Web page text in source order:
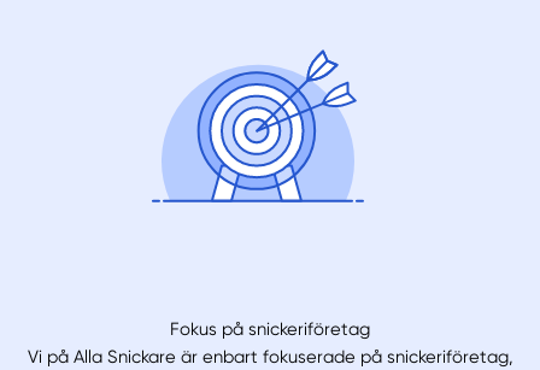
Fokus på snickeriföretag
Vi på Alla Snickare är enbart fokuserade på snickeriföretag,